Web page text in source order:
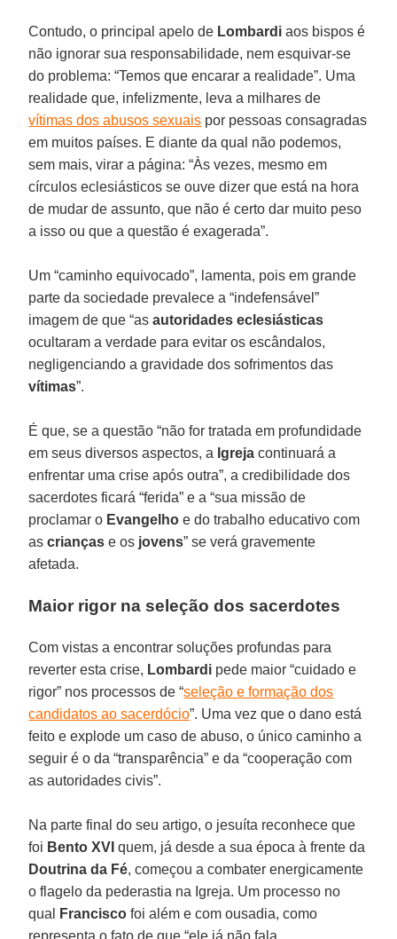
Contudo, o principal apelo de Lombardi aos bispos é
não ignorar sua responsabilidade, nem esquivar-se
do problema: “Temos que encarar a realidade”. Uma
realidade que, infelizmente, leva a milhares de
vítimas dos abusos sexuais por pessoas consagradas
em muitos países. E diante da qual não podemos,
sem mais, virar a página: “Às vezes, mesmo em
círculos eclesiásticos se ouve dizer que está na hora
de mudar de assunto, que não é certo dar muito peso
a isso ou que a questão é exagerada”.
Um “caminho equivocado”, lamenta, pois em grande
parte da sociedade prevalece a “indefensável”
imagem de que “asautoridades eclesiásticas
ocultaram a verdade para evitar os escândalos,
negligenciando a gravidade dos sofrimentos das
vítimas”.
É que, se a questão “não for tratada em profundidade
em seus diversos aspectos, a Igreja continuará a
enfrentar uma crise após outra”, a credibilidade dos
sacerdotes ficará “ferida” e a “sua missão de
proclamar o Evangelho e do trabalho educativo com
ascrianças e os jovens” se verá gravemente
afetada.
Maior rigor na seleção dos sacerdotes
Com vistas a encontrar soluções profundas para
reverter esta crise, Lombardi pede maior “cuidado e
rigor” nos processos de “seleção e formação dos
candidatos ao sacerdócio”. Uma vez que o dano está
feito e explode um caso de abuso, o único caminho a
seguir é o da “transparência” e da “cooperação com
as autoridades civis”.
Na parte final do seu artigo, o jesuíta reconhece que
foi Bento XVIquem, já desde a sua época à frente da
Doutrina da Fé, começou a combater energicamente
o flagelo da pederastia na Igreja. Um processo no
qual
Francisco foi além e com ousadia, como
representa o fato de que “ele já não fala